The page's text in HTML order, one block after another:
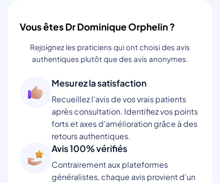
Vous êtes Dr Dominique Orphelin ?
Rejoignez les praticiens qui ont choisi des avis
authentiques plutôt que des avis anonymes.
Mesurez la satisfaction
Recueillez l'avis de vos vrais patients
après consultation. Identifiez vos points
forts et axes d'amélioration grâce à des
retours authentiques.
Avis 100% vérifiés
Contrairement aux plateformes
généralistes, chaque avis provient d'un